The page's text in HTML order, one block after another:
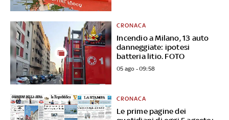
Incendio a Milano, 13 auto
danneggiate: ipotesi
batteria litio. FOTO
CRONACA
05 ago - 09:58
Le prime pagine dei
CRONACA